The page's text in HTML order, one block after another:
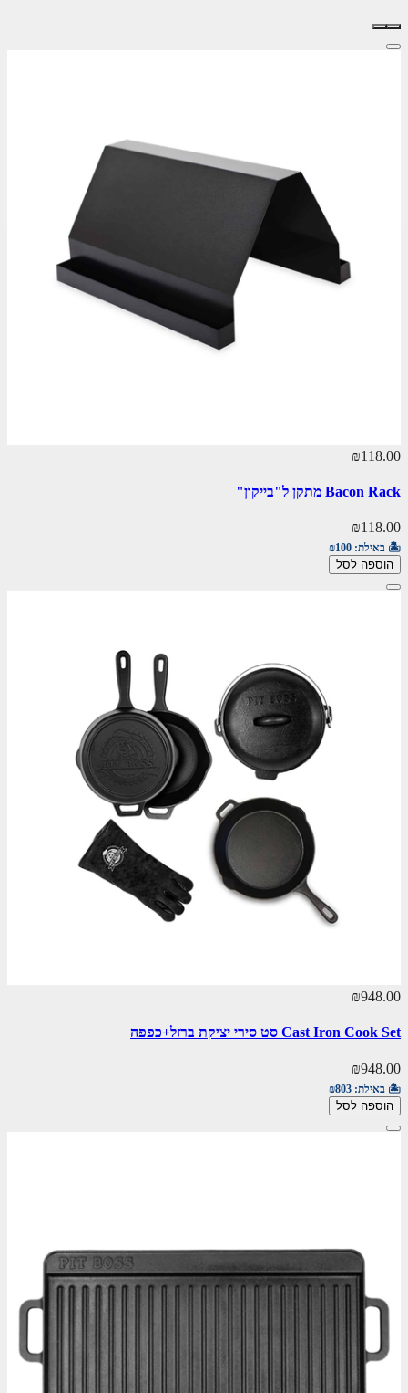
₪118.00
Bacon Rack מתקן ל"בייקון"
₪118.00
🏝️ באילת: ₪100
הוספה לסל
₪948.00
Cast Iron Cook Set סט סירי יציקת ברזל+כפפה
₪948.00
🏝️ באילת: ₪803
הוספה לסל